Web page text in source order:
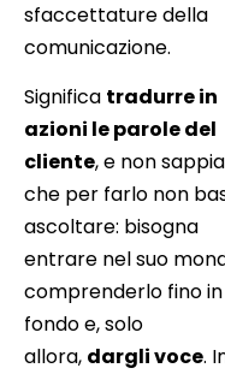
sfaccettature della
comunicazione.
Significa tradurre in
azioni le parole del
cliente, e non
che per farlo non
ascoltare: bisogna
entrare nel suo
comprenderlo fino in
fondo e, solo
allora, dargli voce.